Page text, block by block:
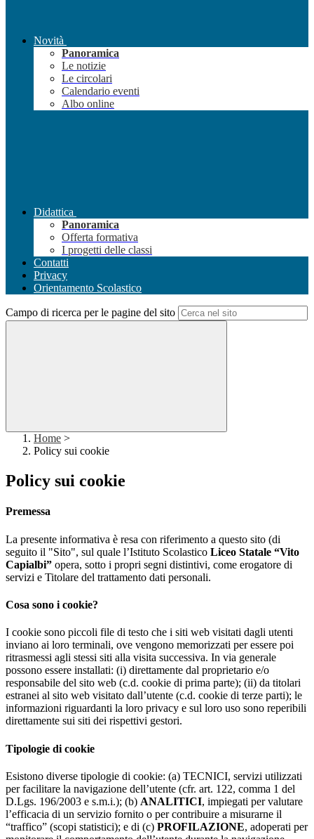
Novità
Panoramica
Le notizie
Le circolari
Calendario eventi
Albo online
Didattica
Panoramica
Offerta formativa
I progetti delle classi
Contatti
Privacy
Orientamento Scolastico
Campo di ricerca per le pagine del sito
Home >
Policy sui cookie
Policy sui cookie
Premessa
La presente informativa è resa con riferimento a questo sito (di
seguito il "Sito", sul quale l’Istituto Scolastico Liceo Statale “Vito
Capialbi” opera, sotto i propri segni distintivi, come erogatore di
servizi e Titolare del trattamento dati personali.
Cosa sono i cookie?
I cookie sono piccoli file di testo che i siti web visitati dagli utenti
inviano ai loro terminali, ove vengono memorizzati per essere poi
ritrasmessi agli stessi siti alla visita successiva. In via generale
possono essere installati: (i) direttamente dal proprietario e/o
responsabile del sito web (c.d. cookie di prima parte); (ii) da titolari
estranei al sito web visitato dall’utente (c.d. cookie di terze parti); le
informazioni riguardanti la loro privacy e sul loro uso sono reperibili
direttamente sui siti dei rispettivi gestori.
Tipologie di cookie
Esistono diverse tipologie di cookie: (a) TECNICI, servizi utilizzati
per facilitare la navigazione dell’utente (cfr. art. 122, comma 1 del
D.Lgs. 196/2003 e s.m.i.); (b) ANALITICI, impiegati per valutare
l’efficacia di un servizio fornito o per contribuire a misurarne il
“traffico” (scopi statistici); e di (c) PROFILAZIONE, adoperati per